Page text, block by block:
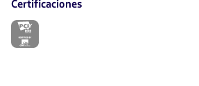
Certificaciones
El